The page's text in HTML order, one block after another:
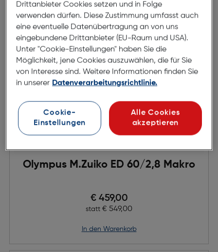
Olympus M.Zuiko ED 60/2,8 Makro
Preis nach Rabatts
€ 459,00
statt Ursprünglicher Preis
€ 549,00
in den Warenkorb
Drittanbieter Cookies setzen und in Folge
verwenden dürfen. Diese Zustimmung umfasst auch
eine eventuelle Datenübertragung an von uns
eingebundene Drittanbieter (EU-Raum und USA).
Unter "Cookie-Einstellungen" haben Sie die
Möglichkeit, jene Cookies auszuwählen, die für Sie
von Interesse sind. Weitere Informationen finden Sie
in unserer Datenverarbeitungsrichtlinie.
Cookie-
Einstellungen
Alle Cookies
akzeptieren